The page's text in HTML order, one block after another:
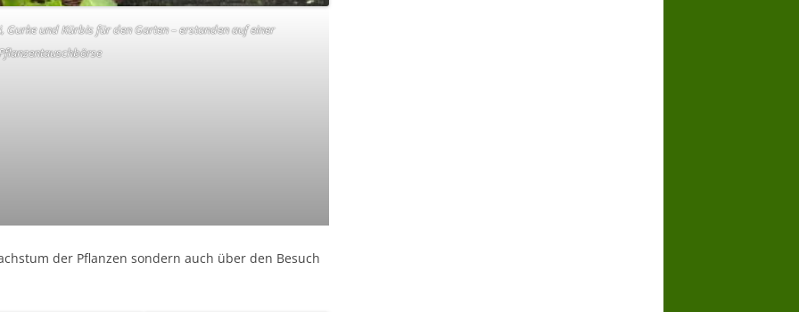
Gurke und Kürbis für den Garten – erstanden auf einer
der Pflanzen sondern auch über den Besuch